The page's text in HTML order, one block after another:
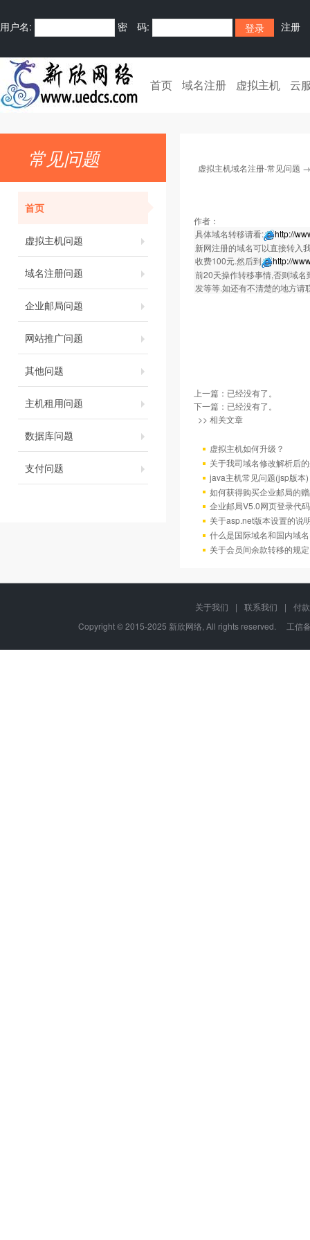
用户名: 密 码: 注册
首页 域名注册 虚拟主机 云
常见问题
首页
虚拟主机问题
域名注册问题
企业邮局问题
网站推广问题
其他问题
主机租用问题
数据库问题
支付问题
虚拟主机域名注册-常见问题
作者：
具体域名转移请看:
http://
新网注册的域名可以直接转入
收费100元.然后到
http://
前20天操作转移事情,否则域
发等等.如还有不清楚的地方
上一篇：已经没有了。
下一篇：已经没有了。
>> 相关文章
虚拟主机如何升级？
关于我司域名修改解析后
java主机常见问题(jsp版本)
如何获得购买企业邮局的
企业邮局V5.0网页登录代码
关于asp.net版本设置的说
什么是国际域名和国内域
关于会员间余款转移的规定
关于我们 | 联系我们 |
付
Copyright © 2015-2025 新欣网络, All rights reserved. 工信